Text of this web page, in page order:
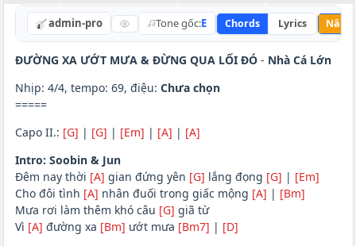
admin-pro Tone gốc:E Chords Lyrics Nâng
ĐƯỜNG XA ƯỚT MƯA & ĐỪNG QUA LỐI ĐÓ- Nhà Cá Lớn
Nhịp: 4/4, tempo: 69, điệu: Chưa chọn
=====
Capo II.: [G] | [G] | [Em] | [A] | [A]
Intro: Soobin & Jun
Đêm nay thời [A] gian đứng yên [G] lắng đọng [G] | [Em]
Cho đôi tình [A] nhân đuối trong giấc mộng [A] | [Bm]
Mưa rơi làm thêm khó câu [G] giã từ
Vì [A] đường xa [Bm] ướt mưa [Bm7] | [D]